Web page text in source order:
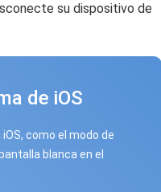
su dispositivo de
de iOS
como el modo de
blanca en el